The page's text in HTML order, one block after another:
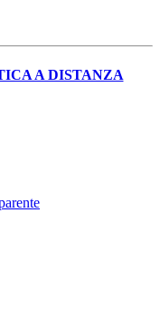
A DISTANZA